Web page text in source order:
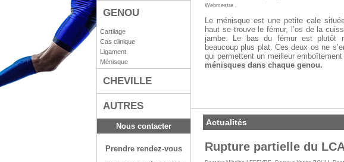
GENOU
Cartilage
Cas clinique
Ligament
Ménisque
CHEVILLE
AUTRES
Nous contacter
Prendre rendez-vous
Webmestre .
Le ménisque est une petite cale
haut se trouve le fémur, l’os de la
jambe. Le bas du fémur est plutôt
beaucoup plus plat. Ces deux os ne
qui permettent un meilleur
ménisques dans chaque genou.
Actualités
Rupture partielle du